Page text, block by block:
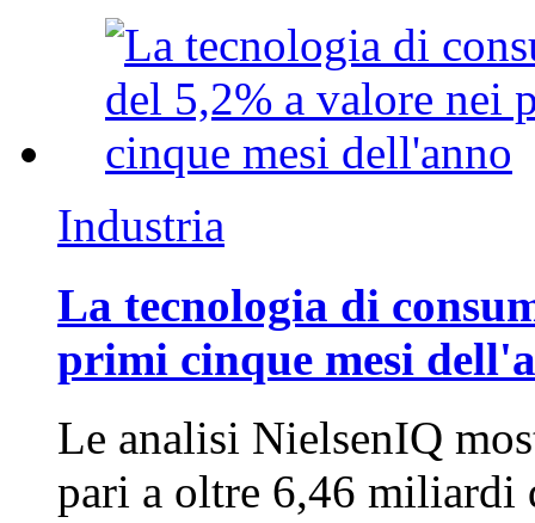
Industria
La tecnologia di
primi cinque mesi
Le analisi NielsenIQ
pari a oltre 6,46